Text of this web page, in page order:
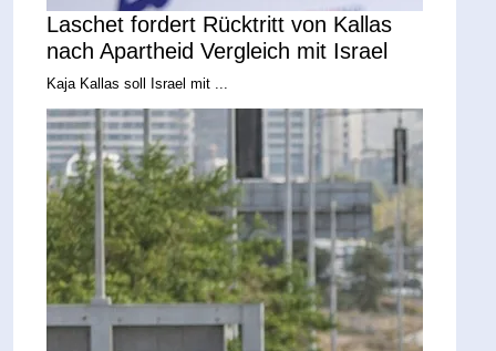
Laschet fordert Rücktritt von Kallas
nach Apartheid Vergleich mit Israel
Kaja Kallas soll Israel mit ...